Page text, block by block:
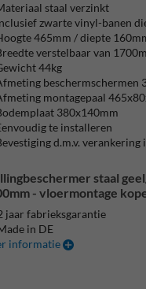
staal verzinkt
zwarte vinyl-banen
465mm / diepte
verstelbaar van
44kg
beschermschermen
montagepaal
380x140mm
te installeren
d.m.v. verankering
staal
- vloermontage
jaar fabrieksgarantie
in DE
informatie